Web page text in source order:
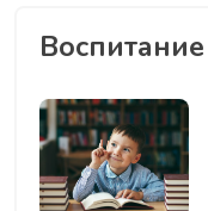
Воспитание